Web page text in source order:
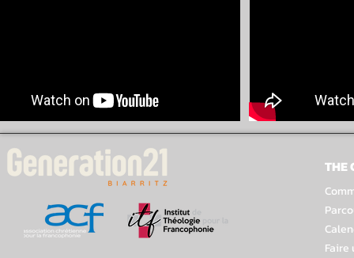
THE
Faire